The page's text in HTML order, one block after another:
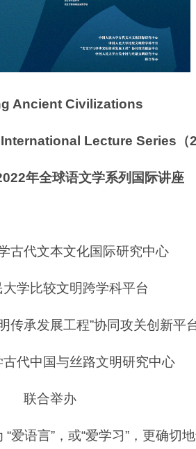
Ancient Civilizations
Lecture Series（
年全球语文学系列国际讲座
古代文本文化国际研究中心
大学比较文明跨学科平台
传承发展工程”协同攻关创新平
代中国与丝路文明研究中心
联合举办
语言”，或“爱学习”，更确切地